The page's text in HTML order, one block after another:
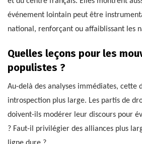
événement lointain peut être
national, renforçant ou affaiblissant les
Quelles leçons pour les
populistes ?
Au-delà des analyses immédiates, cette
introspection plus large. Les partis de
doivent-ils modérer leur discours pour
? Faut-il privilégier des alliances plus